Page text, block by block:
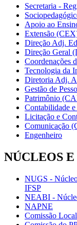
Secretaria -
Apoio ao
Extensão
Direção Adj.
Direção Geral
Coordenações
Tecnologia da
Diretoria Adj.
Gestão de
Patrimônio
Contabilidade
Licitação e
Comunicação
Engenheiro
NÚCLEOS
NUGS -
IFSP
NEABI -
NAPNE
Comissão